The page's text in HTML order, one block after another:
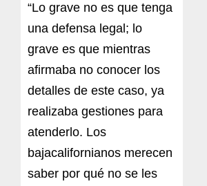
“Lo grave no es que tenga
una defensa legal; lo
grave es que mientras
afirmaba no conocer los
detalles de este caso, ya
realizaba gestiones para
atenderlo. Los
bajacalifornianos merecen
saber por qué no se les